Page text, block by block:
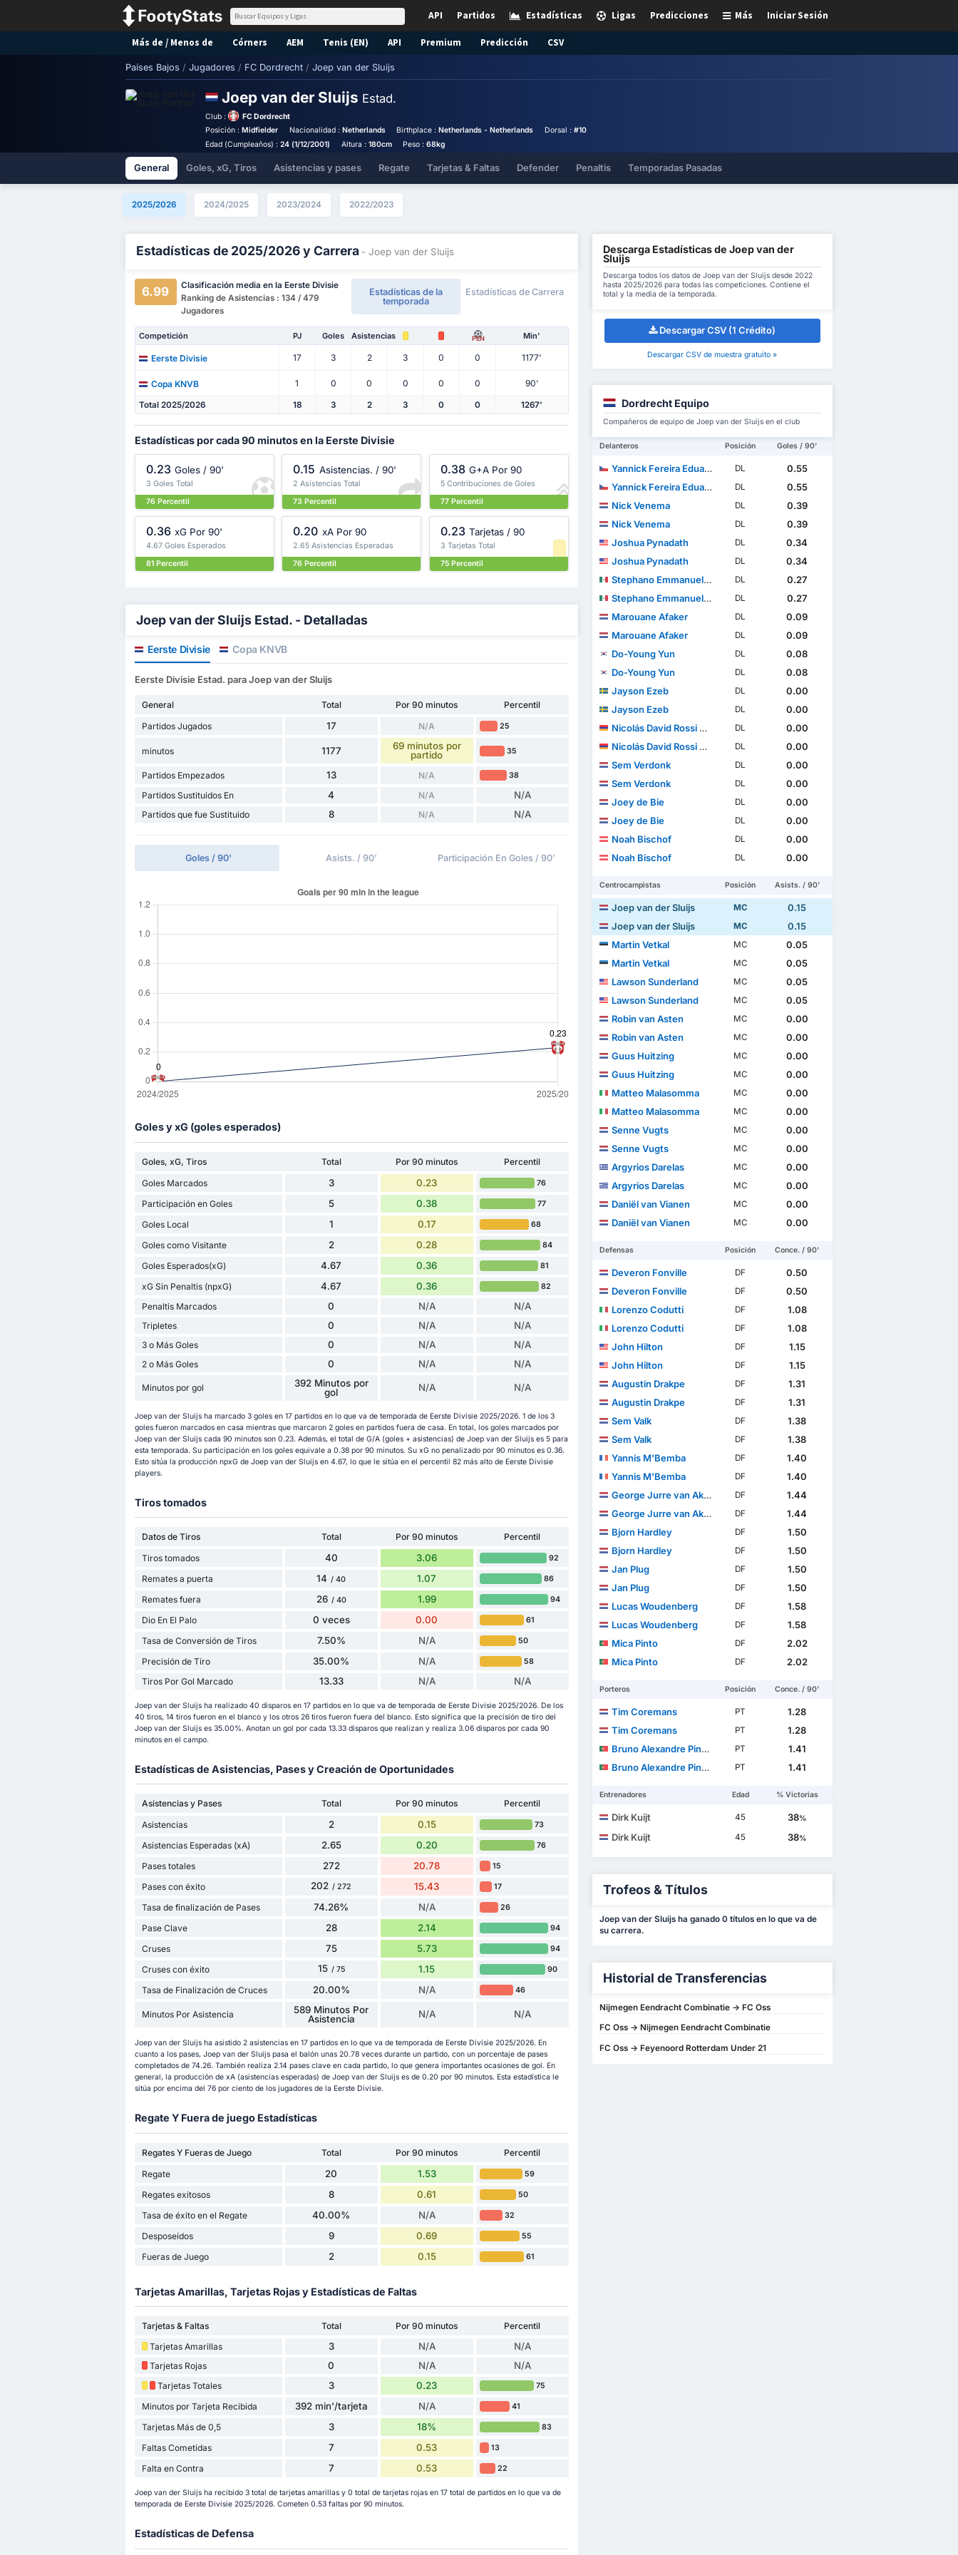
Iniciar Sesión
Más
Predicciones
Ligas
Estadísticas
Partidos
API
Más de / Menos de Córners AEM Tenis (EN) API Premium Predicción CSV
Países Bajos / Jugadores / FC Dordrecht / Joep van der Sluijs
Joep van der Sluijs Estad.
Club :
FC Dordrecht
Posición :Midfielder Nacionalidad : Netherlands Birthplace :Netherlands - Netherlands Dorsal : #10
Edad (Cumpleaños) :24 (1/12/2001) Altura : 180cm Peso :68kg
General Goles, xG, Tiros Asistencias y pases Regate Tarjetas & Faltas Defender Penaltis Temporadas Pasadas
2025/2026 2024/2025 2023/2024 2022/2023
Estadísticas de 2025/2026 y Carrera - Joep van der Sluijs
6.99
Clasificación media en la Eerste Divisie
Ranking de Asistencias : 134 / 479
Jugadores
Estadísticas de la
temporada
Estadísticas de Carrera
Competición PJ Goles Asistencias PEN Min'
Eerste Divisie 17 3 2 3 0 0 1177'
Copa KNVB 1 0 0 0 0 0 90'
Total 2025/2026 18 3 2 3 0 0 1267'
Estadísticas por cada 90 minutos en la Eerste Divisie
0.23 Goles / 90'
3 Goles Total
76 Percentil
0.15 Asistencias. / 90'
2 Asistencias Total
73 Percentil
0.38 G+A Por 90
5 Contribuciones de Goles
77 Percentil
0.36 xG Por 90'
4.67 Goles Esperados
81 Percentil
0.20 xA Por 90
2.65 Asistencias Esperadas
76 Percentil
0.23 Tarjetas / 90
3 Tarjetas Total
75 Percentil
Joep van der Sluijs Estad. - Detalladas
Eerste Divisie Copa KNVB
Eerste Divisie Estad. para Joep van der Sluijs
General Total Por 90 minutos
Percentil
Partidos Jugados
17 N/A 25
minutos 1177
69 minutos por
partido
35
Partidos Empezados 13 N/A 38
Partidos Sustituidos En 4 N/A N/A
Partidos que fue Sustituido 8 N/A N/A
Goles / 90' Asists. / 90' Participación En Goles / 90'
Goles y xG (goles esperados)
Goles, xG, Tiros Total Por 90 minutos
Percentil
Goles Marcados
3 0.23 76
Participación en Goles 5 0.38 77
Goles Local 1 0.17 68
Goles como Visitante 2 0.28 84
Goles Esperados(xG) 4.67 0.36 81
xG Sin Penaltis (npxG) 4.67 0.36 82
Penaltis Marcados 0 N/A N/A
Tripletes 0 N/A N/A
3 o Más Goles 0 N/A N/A
2 o Más Goles 0 N/A N/A
Minutos por gol
392 Minutos por
gol
N/A N/A
Joep van der Sluijs ha marcado 3 goles en 17 partidos en lo que va de temporada de Eerste Divisie 2025/2026. 1 de los 3
goles fueron marcados en casa mientras que marcaron 2 goles en partidos fuera de casa. En total, los goles marcados por
Joep van der Sluijs cada 90 minutos son 0.23. Además, el total de G/A (goles + asistencias) de Joep van der Sluijs es 5 para
esta temporada. Su participación en los goles equivale a 0.38 por 90 minutos. Su xG no penalizado por 90 minutos es 0.36.
Esto sitúa la producción npxG de Joep van der Sluijs en 4.67, lo que le sitúa en el percentil 82 más alto de Eerste Divisie
players.
Tiros tomados
Datos de Tiros Total Por 90 minutos
Percentil
Tiros tomados
40 3.06 92
Remates a puerta 14 / 40 1.07 86
Remates fuera 26 / 40 1.99 94
Dio En El Palo 0 veces 0.00 61
Tasa de Conversión de Tiros 7.50% N/A 50
Precisión de Tiro 35.00% N/A 58
Tiros Por Gol Marcado 13.33 N/A N/A
Joep van der Sluijs ha realizado 40 disparos en 17 partidos en lo que va de temporada de Eerste Divisie 2025/2026. De los
40 tiros, 14 tiros fueron en el blanco y los otros 26 tiros fueron fuera del blanco. Esto significa que la precisión de tiro del
Joep van der Sluijs es 35.00%. Anotan un gol por cada 13.33 disparos que realizan y realiza 3.06 disparos por cada 90
minutos en el campo.
Estadísticas de Asistencias, Pases y Creación de Oportunidades
Asistencias y Pases Total Por 90 minutos
Percentil
Asistencias
2 0.15 73
Asistencias Esperadas (xA) 2.65 0.20 76
Pases totales 272 20.78 15
Pases con éxito 202 / 272 15.43 17
Tasa de finalización de Pases 74.26% N/A 26
Pase Clave 28 2.14 94
Cruses 75 5.73 94
Cruses con éxito 15 / 75 1.15 90
Tasa de Finalización de Cruces 20.00% N/A 46
Minutos Por Asistencia
589 Minutos Por
Asistencia
N/A N/A
Joep van der Sluijs ha asistido 2 asistencias en 17 partidos en lo que va de temporada de Eerste Divisie 2025/2026. En
cuanto a los pases, Joep van der Sluijs pasa el balón unas 20.78 veces durante un partido, con un porcentaje de pases
completados de 74.26. También realiza 2.14 pases clave en cada partido, lo que genera importantes ocasiones de gol. En
general, la producción de xA (asistencias esperadas) de Joep van der Sluijs es de 0.20 por 90 minutos. Esta estadística le
sitúa por encima del 76 por ciento de los jugadores de la Eerste Divisie.
Regate Y Fuera de juego Estadísticas
Regates Y Fueras de Juego Total Por 90 minutos
Percentil
Regate
20 1.53 59
Regates exitosos 8 0.61 50
Tasa de éxito en el Regate 40.00% N/A 32
Desposeídos 9 0.69 55
Fueras de Juego 2 0.15 61
Tarjetas Amarillas, Tarjetas Rojas y Estadísticas de Faltas
Tarjetas & Faltas Total Por 90 minutos
Percentil
Tarjetas Amarillas
3 N/A N/A
Tarjetas Rojas 0 N/A N/A
Tarjetas Totales 3 0.23 75
Minutos por Tarjeta Recibida 392 min'/tarjeta N/A 41
Tarjetas Más de 0,5 3 18% 83
Faltas Cometidas 7 0.53 13
Falta en Contra 7 0.53 22
Joep van der Sluijs ha recibido 3 total de tarjetas amarillas y 0 total de tarjetas rojas en 17 total de partidos en lo que va de
temporada de Eerste Divisie 2025/2026. Cometen 0.53 faltas por 90 minutos.
Estadísticas de Defensa
Descarga Estadísticas de Joep van der
Sluijs
Descarga todos los datos de Joep van der Sluijs desde 2022
hasta 2025/2026 para todas las competiciones. Contiene el
total y la media de la temporada.
Descargar CSV (1 Crédito)
Descargar CSV de muestra gratuito »
Dordrecht Equipo
Compañeros de equipo de Joep van der Sluijs en el club
Delanteros Posición Goles / 90'
Yannick Fereira Eduardo DL
0.55
Yannick Fereira Eduardo
DL
0.55
Nick Venema
DL
0.39
Nick Venema
DL
0.39
Joshua Pynadath
DL
0.34
Joshua Pynadath
DL
0.34
Stephano Emmanuel Carrillo Calderón
DL
0.27
Stephano Emmanuel Carrillo Calderón
DL
0.27
Marouane Afaker
DL
0.09
Marouane Afaker
DL
0.09
Do-Young Yun
DL
0.08
Do-Young Yun
DL
0.08
Jayson Ezeb
DL
0.00
Jayson Ezeb
DL
0.00
Nicolás David Rossi Marachlian
DL
0.00
Nicolás David Rossi Marachlian
DL
0.00
Sem Verdonk
DL
0.00
Sem Verdonk
DL
0.00
Joey de Bie
DL
0.00
Joey de Bie
DL
0.00
Noah Bischof
DL
0.00
Noah Bischof
DL 0.00
Centrocampistas Posición Asists. / 90'
Joep van der Sluijs MC
0.15
Joep van der Sluijs
MC
0.15
Martin Vetkal
MC
0.05
Martin Vetkal
MC
0.05
Lawson Sunderland
MC
0.05
Lawson Sunderland
MC
0.05
Robin van Asten
MC
0.00
Robin van Asten
MC
0.00
Guus Huitzing
MC
0.00
Guus Huitzing
MC
0.00
Matteo Malasomma
MC
0.00
Matteo Malasomma
MC
0.00
Senne Vugts
MC
0.00
Senne Vugts
MC
0.00
Argyrios Darelas
MC
0.00
Argyrios Darelas
MC
0.00
Daniël van Vianen
MC
0.00
Daniël van Vianen
MC 0.00
Defensas Posición Conce. / 90'
Deveron Fonville DF
0.50
Deveron Fonville
DF
0.50
Lorenzo Codutti
DF
1.08
Lorenzo Codutti
DF
1.08
John Hilton
DF
1.15
John Hilton
DF
1.15
Augustin Drakpe
DF
1.31
Augustin Drakpe
DF
1.31
Sem Valk
DF
1.38
Sem Valk
DF
1.38
Yannis M'Bemba
DF
1.40
Yannis M'Bemba
DF
1.40
George Jurre van Aken
DF
1.44
George Jurre van Aken
DF
1.44
Bjorn Hardley
DF
1.50
Bjorn Hardley
DF
1.50
Jan Plug
DF
1.50
Jan Plug
DF
1.50
Lucas Woudenberg
DF
1.58
Lucas Woudenberg
DF
1.58
Mica Pinto
DF
2.02
Mica Pinto
DF 2.02
Porteros Posición Conce. / 90'
Tim Coremans PT
1.28
Tim Coremans
PT
1.28
Bruno Alexandre Pinto Pereira
PT
1.41
Bruno Alexandre Pinto Pereira
PT 1.41
Entrenadores Edad % Victorias
Dirk Kuijt 45 38%
Dirk Kuijt 45 38%
Trofeos & Títulos
Joep van der Sluijs ha ganado 0 títulos en lo que va de
su carrera.
Historial de Transferencias
Nijmegen Eendracht Combinatie -> FC Oss
FC Oss -> Nijmegen Eendracht Combinatie
FC Oss -> Feyenoord Rotterdam Under 21